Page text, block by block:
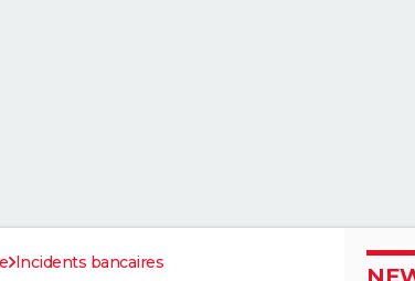
Incidents bancaires